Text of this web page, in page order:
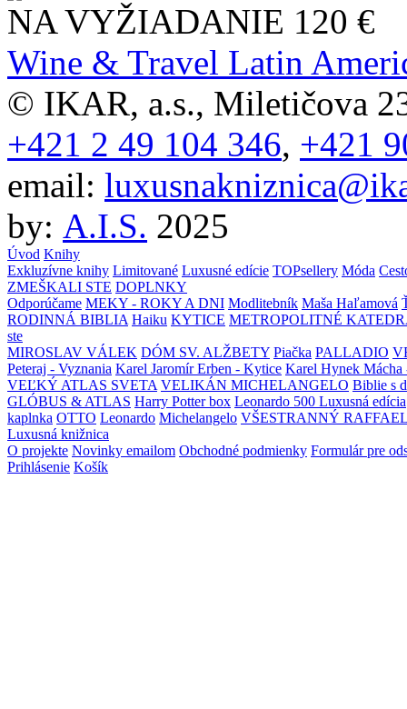
NA VYŽIADANIE 120 €
Wine & Travel Latin
© IKAR, a.s., Miletičova
+421 2 49 104 346, +421
email:
by: A.I.S. 2025
Úvod Knihy
Exkluzívne knihy Limitované Luxusné edície TOPsellery Móda
ZMEŠKALI STE DOPLNKY
Odporúčame MEKY - ROKY A DNI Modlitebník Maša Haľamová
RODINNÁ BIBLIA Haiku KYTICE METROPOLITNÉ
ste
MIROSLAV VÁLEK DÓM SV. ALŽBETY Piačka PALLADIO
Peteraj - Vyznania Karel Jaromír Erben - Kytice Karel Hynek Mácha
VEĽKÝ ATLAS SVETA VELIKÁN MICHELANGELO Biblie s
GLÓBUS & ATLAS Harry Potter box Leonardo 500 Luxusná edícia
kaplnka OTTO Leonardo Michelangelo VŠESTRANNÝ
Luxusná knižnica
O projekte Novinky emailom Obchodné podmienky Formulár pre
Prihlásenie Košík